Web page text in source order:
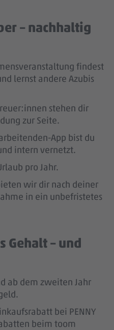
– nachhaltig
findest
lernst andere Azubis
stehen dir
zur Seite.
App bist du
intern vernetzt.
pro Jahr.
wir dir nach deiner
in ein unbefristetes
Gehalt – und
ab dem zweiten Jahr
bei PENNY
beim toom